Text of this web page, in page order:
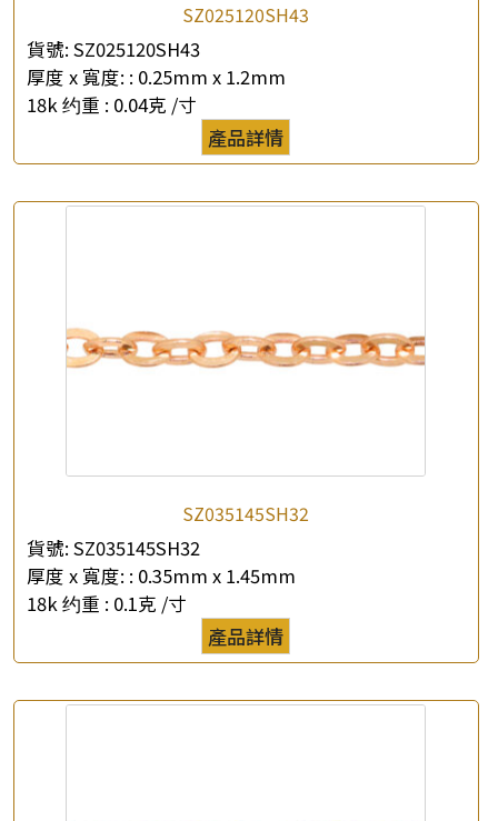
產品查詢
查詢以下產品
SZ025120SH43
貨號: SZ025120SH43
厚度 x 寬度: : 0.25mm x 1.2mm
18k 约重 : 0.04克 /寸
產品詳情
SZ035145SH32
貨號: SZ035145SH32
厚度 x 寬度: : 0.35mm x 1.45mm
18k 约重 : 0.1克 /寸
產品詳情